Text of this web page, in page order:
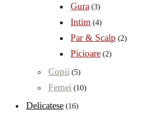
Gura (3)
Intim (4)
Par & Scalp (2)
Picioare (2)
Copii (5)
Femei (10)
Delicatese (16)